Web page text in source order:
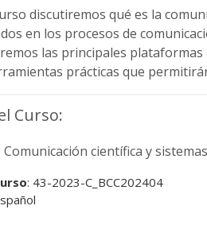
discutiremos qué es la
en los procesos de
las principales plataformas
prácticas que
Curso:
Comunicación científica y
: 43-2023-C_BCC202404